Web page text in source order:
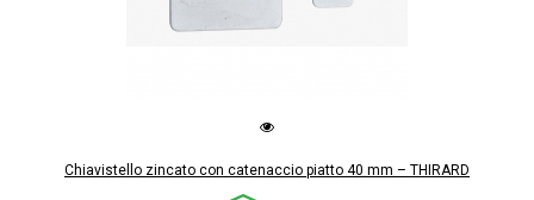
Chiavistello zincato con catenaccio piatto 40 mm – THIRARD